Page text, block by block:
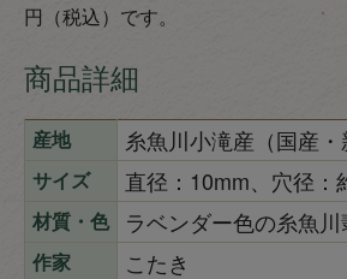
円（税込）です。
商品詳細
産地 糸魚川小滝産（国産・
サイズ 直径：10mm、穴径：
材質・色 ラベンダー色の糸魚
作家 こたき